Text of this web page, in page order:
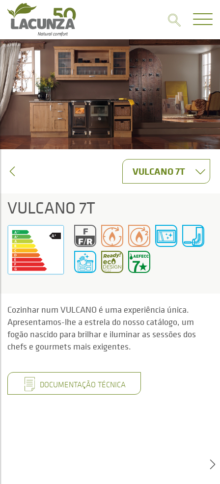
VULCANO 7T
VULCANO 7T
Cozinhar num VULCANO é uma experiência única.
Apresentamos-lhe a estrela do nosso catálogo, um
fogão nascido para brilhar e iluminar as sessões dos
chefs e gourmets mais exigentes.
DOCUMENTAÇÃO TÉCNICA